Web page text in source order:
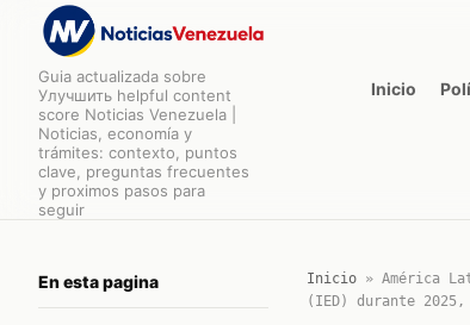
Guia actualizada sobre
Улучшить helpful content
score Noticias Venezuela |
Noticias, economía y
trámites: contexto, puntos
clave, preguntas frecuentes
y proximos pasos para
seguir
Inicio
En esta pagina Inicio» América
(IED) durante